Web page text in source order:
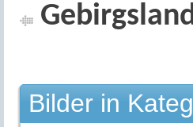
Bilder in